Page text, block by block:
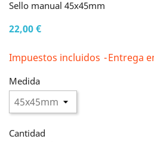
Sello manual 45x45mm
22,00 €
Impuestos incluidos Entrega
Medida
Cantidad